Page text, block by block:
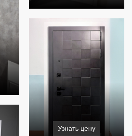
Узнать цену